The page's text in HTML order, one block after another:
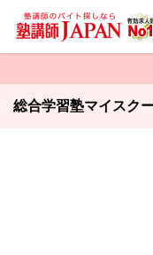
総合学習塾マイスク